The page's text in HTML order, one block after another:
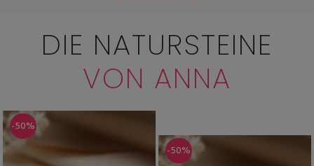
DIE NATURSTEINE
VON ANNA
-50%
-50%